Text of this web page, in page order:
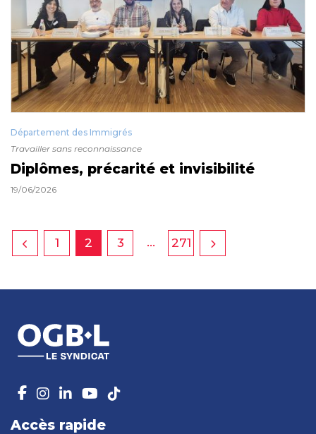
Département des Immigrés
Travailler sans reconnaissance
Diplômes, précarité et invisibilité
19/06/2026
1 2 3 … 271
Accès rapide